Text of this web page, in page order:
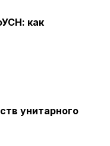
как
унитарного